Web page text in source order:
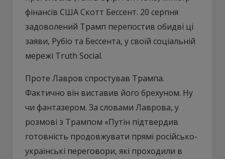
фінансів США Скотт Бессент. 20 серпня
задоволений Трамп перепостив обидві ці
заяви, Рубіо та Бессента, у своїй соціальній
мережі Truth Social.
Проте Лавров спростував Трампа.
Фактично він виставив його брехуном. Ну
чи фантазером. За словами Лаврова, у
розмові з Трампом «Путін підтвердив
готовність продовжувати прямі російсько-
українські переговори, які проходили в